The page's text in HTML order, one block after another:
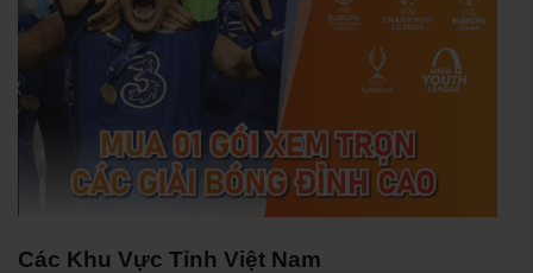
Các Khu Vực Tỉnh Việt Nam